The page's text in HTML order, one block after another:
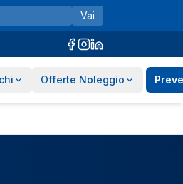
Vai
Offerte Noleggio